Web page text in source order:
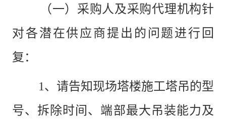
（一）采购人及采购代理机构针
对各潜在供应商提出的问题进行回
复：
1、请告知现场塔楼施工塔吊的型
号、拆除时间、端部最大吊装能力及